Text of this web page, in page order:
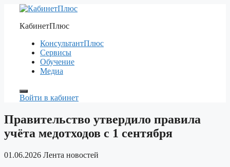
Перейти
содержимому
КабинетПлюс
КонсультантПлюс
Сервисы
Обучение
Медиа
Войти в кабинет
Правительство утвердило правила
учёта медотходов с 1 сентября
01.06.2026 Лента новостей